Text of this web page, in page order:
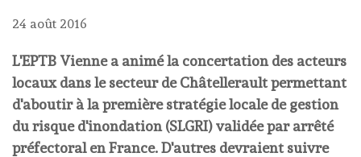
24 août 2016
L'EPTB Vienne a animé la concertation des acteurs
locaux dans le secteur de Châtellerault permettant
d'aboutir à la première stratégie locale de gestion
du risque d'inondation (SLGRI) validée par arrêté
préfectoral en France. D'autres devraient suivre